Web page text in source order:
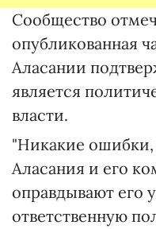
Сообщество
опубликованная
Аласании
является
власти.
"Никакие ошибки,
Аласания и его
оправдывают его
ответственную